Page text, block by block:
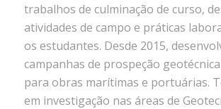
trabalhos de culminação de curso,
atividades de campo e práticas
os estudantes. Desde 2015,
campanhas de prospeção
para obras marítimas e portuárias.
em investigação nas áreas de